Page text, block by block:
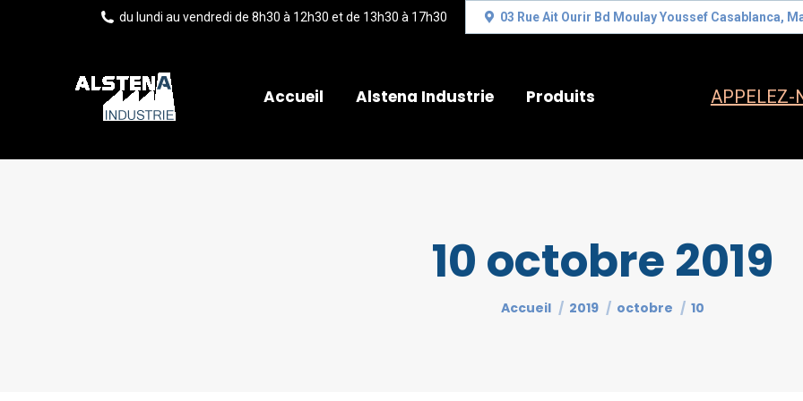
du lundi au vendredi de 8h30 à 12h30 et de 13h30 à 17h30 03 Rue Ait Ourir Bd Moulay Youssef Casablanca,
Accueil Alstena Industrie Produits APPELEZ-
10 octobre 2019
Vous êtes ici :
Accueil 2019 octobre 10